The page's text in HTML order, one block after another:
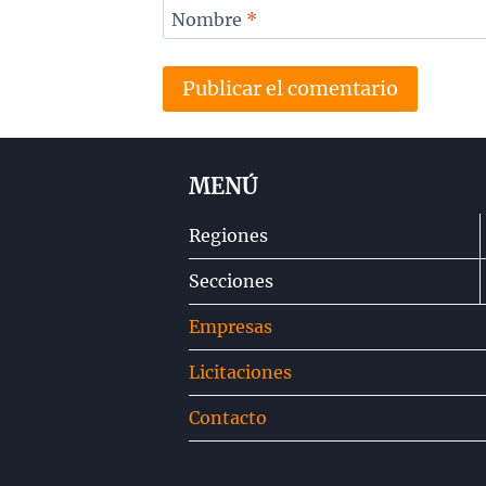
Nombre *
MENÚ
Regiones
Secciones
Empresas
Licitaciones
Contacto